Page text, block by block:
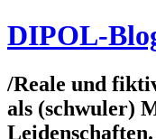
DIPOL-
/Reale und
als (schwuler)
Leidenschaften.